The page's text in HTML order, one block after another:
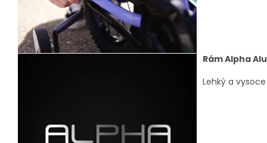
Rám Alpha
Lehký a